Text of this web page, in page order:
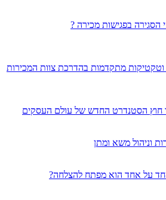
הסגירה בפגישות מכירה ?
וטקטיקות מתקדמות בהדרכת צוות המכירות
חוץ הסטנדרט החדש של עולם העסקים
וניהול משא ומתן
על אחד הוא מפתח להצלחה?